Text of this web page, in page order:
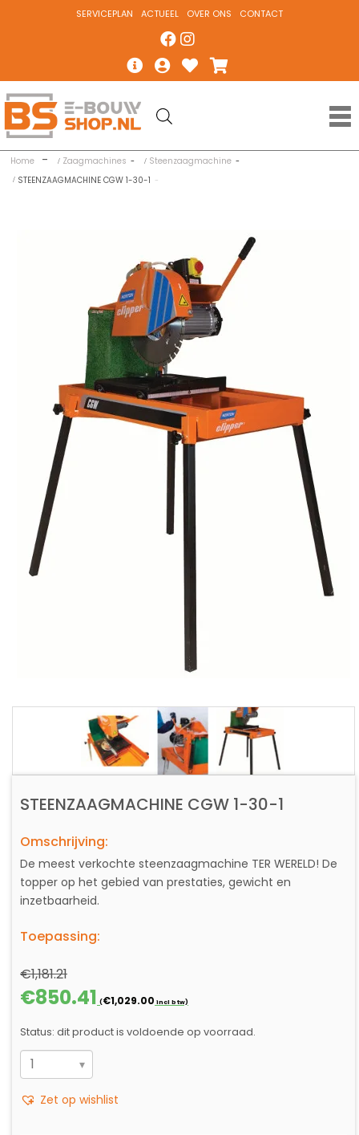
SERVICEPLAN ACTUEEL OVER ONS CONTACT
Home Zaagmachines
Steenzaagmachine
STEENZAAGMACHINE CGW 1-30-1
STEENZAAGMACHINE CGW 1-30-1
Omschrijving:
De meest verkochte steenzaagmachine TER WERELD! De
topper op het gebied van prestaties, gewicht en
inzetbaarheid.
Toepassing:
€1,181.21
Oorspronkelijke
prijs
€1,181.21.
€850.41prijs
€850.41.
(€1,029.00 incl btw)
Status: dit product is voldoende op voorraad.
STEENZAAGMACHINE
1-
Zet op wishlist